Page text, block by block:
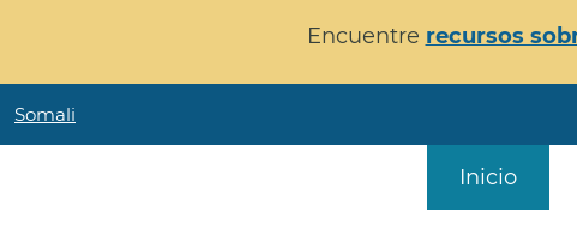
Encuentre recursos
Somali
Inicio